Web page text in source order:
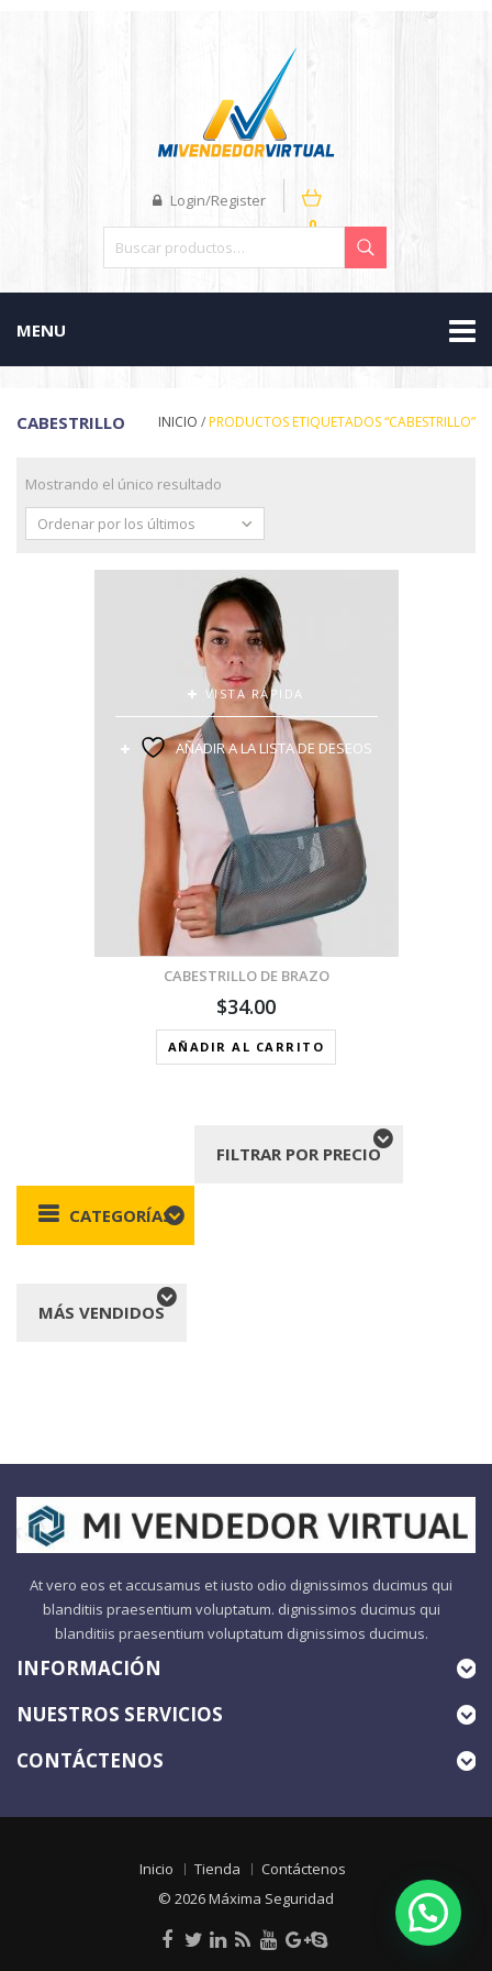
0
Login/Register
MENU
CABESTRILLO INICIO /PRODUCTOS ETIQUETADOS “CABESTRILLO”
Mostrando el único resultado
Ordenar por los últimos
VISTA RÁPIDA
AÑADIR A LA LISTA DE DESEOS
CABESTRILLO DE BRAZO
$34.00
AÑADIR AL CARRITO
CATEGORÍAS
FILTRAR POR PRECIO
MÁS VENDIDOS
At vero eos et accusamus et iusto odio dignissimos ducimus qui
blanditiis praesentium voluptatum. dignissimos ducimus qui
blanditiis praesentium voluptatum dignissimos ducimus.
INFORMACIÓN
NUESTROS SERVICIOS
CONTÁCTENOS
Inicio Tienda
Contáctenos
© 2026Máxima Seguridad